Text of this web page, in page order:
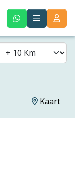
Kaart